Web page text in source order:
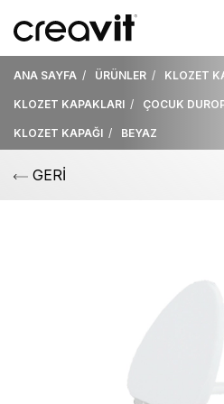
ANA SAYFA ÜRÜNLER KLOZET
KLOZET KAPAKLARI ÇOCUK
KLOZET KAPAĞI BEYAZ
GERİ